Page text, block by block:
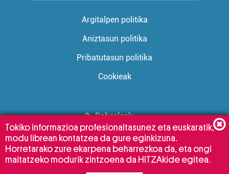
Argitalpen politika
Aniztasun politika
Pribatutasun politika
Cookieak
Babesleak:
Tokiko informazioa profesionaltasunez eta euskaratik,
modu librean kontatzea da gure eginkizuna.
Horretarako zure ekarpena beharrezkoa da, eta ongi
maitatzeko modurik zintzoena da HITZAkide egitea.